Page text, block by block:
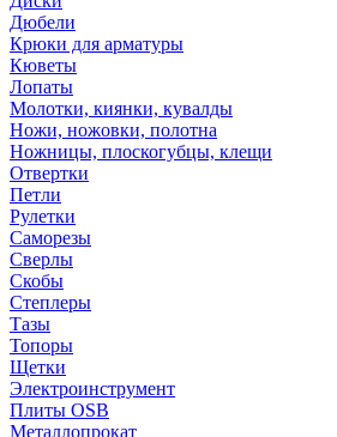
Дюбели
Крюки для арматуры
Кюветы
Лопаты
Молотки, киянки, кувалды
Ножи, ножовки, полотна
Ножницы, плоскогубцы, клещи
Отвертки
Петли
Рулетки
Саморезы
Сверлы
Скобы
Степлеры
Тазы
Топоры
Щетки
Электроинструмент
Плиты OSB
Металлопрокат